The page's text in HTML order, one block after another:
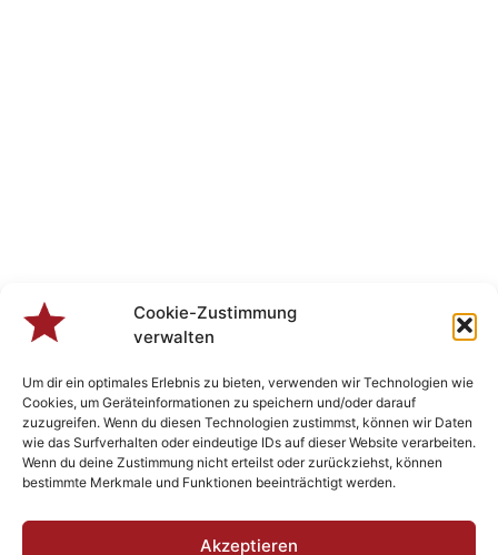
Cookie-Zustimmung
verwalten
Um dir ein optimales Erlebnis zu bieten, verwenden wir Technologien wie
Cookies, um Geräteinformationen zu speichern und/oder darauf
zuzugreifen. Wenn du diesen Technologien zustimmst, können wir Daten
wie das Surfverhalten oder eindeutige IDs auf dieser Website verarbeiten.
Wenn du deine Zustimmung nicht erteilst oder zurückziehst, können
bestimmte Merkmale und Funktionen beeinträchtigt werden.
Akzeptieren
Veranstaltungen